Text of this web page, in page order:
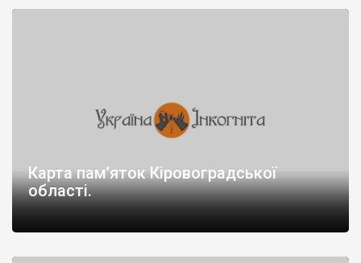
не вийшла. З відомих причин. Але обов’язково має дійти до
Карта пам’яток Кіровоградської
області.